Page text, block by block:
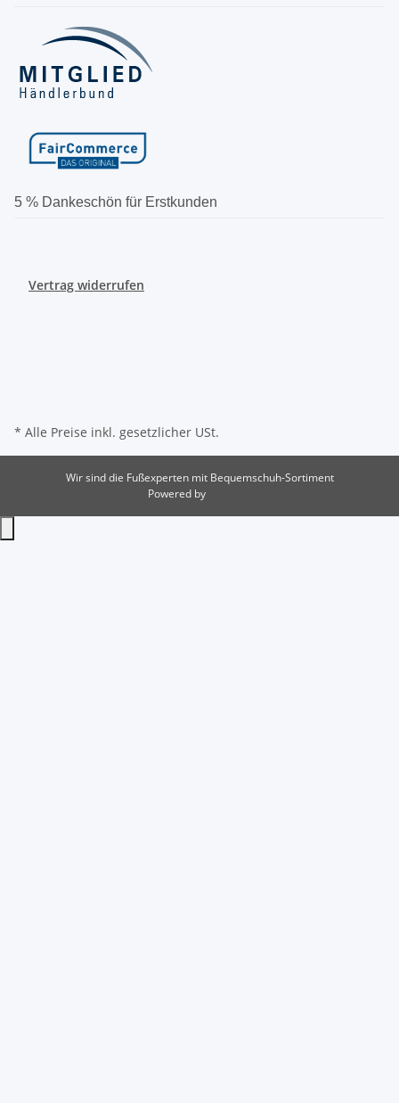
5 % Dankeschön für Erstkunden
Vertrag widerrufen
* Alle Preise inkl. gesetzlicher USt.
Wir sind die Fußexperten mit Bequemschuh-Sortiment
Powered by